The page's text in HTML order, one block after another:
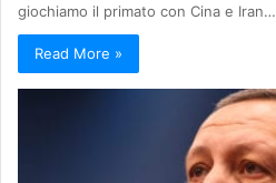
giochiamo il primato con Cina e Iran…
Read More »